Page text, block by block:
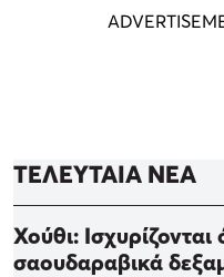
ΤΕΛΕΥΤΑΙΑ ΝΕΑ
Χούθι:
σαουδαραβικά